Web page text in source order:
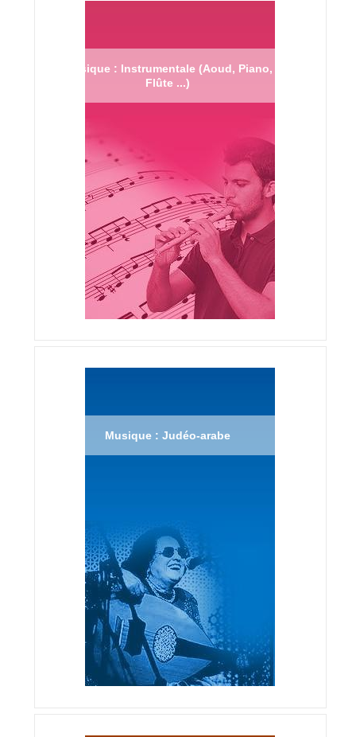
Musique : Instrumentale (Aoud, Piano,
Flûte ...)
Musique : Judéo-arabe